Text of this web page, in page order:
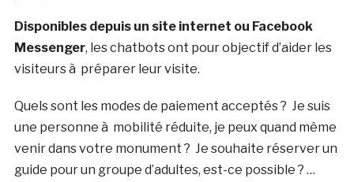
Disponibles depuis un site internet ou Facebook
Messenger, les chatbots ont pour objectif d’aider les
visiteurs à préparer leur visite.
Quels sont les modes de paiement acceptés ? Je suis
une personne à mobilité réduite, je peux quand même
venir dans votre monument ? Je souhaite réserver un
guide pour un groupe d’adultes, est-ce possible ? …